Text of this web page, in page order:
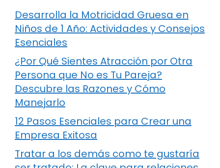
Desarrolla la Motricidad Gruesa en
Niños de 1 Año: Actividades y Consejos
Esenciales
¿Por Qué Sientes Atracción por Otra
Persona que No es Tu Pareja?
Descubre las Razones y Cómo
Manejarlo
12 Pasos Esenciales para Crear una
Empresa Exitosa
Tratar a los demás como te gustaría